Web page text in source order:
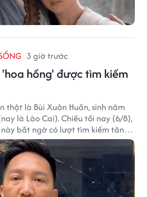
3 giờ trước
hồng' được tìm kiếm
thật là Bùi Xuân Huấn, sinh năm
là Lào Cai). Chiều tối nay (6/8),
bất ngờ có lượt tìm kiếm tăng